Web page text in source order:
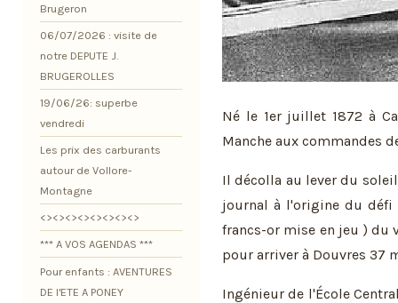
Né le 1er juillet 1872 à
Manche aux commandes
Il décolla au lever du
journal à l'origine du
francs-or mise en jeu ) du
pour arriver à Douvres 37
Ingénieur de l'École
Brugeron
06/07/2026 : visite de
notre DEPUTE J.
BRUGEROLLES
19/06/26: superbe
vendredi
Les prix des carburants
autour de Vollore-
Montagne
<><><><><><><><>
*** A VOS AGENDAS ***
Pour enfants : AVENTURES
DE l'ETE A PONEY